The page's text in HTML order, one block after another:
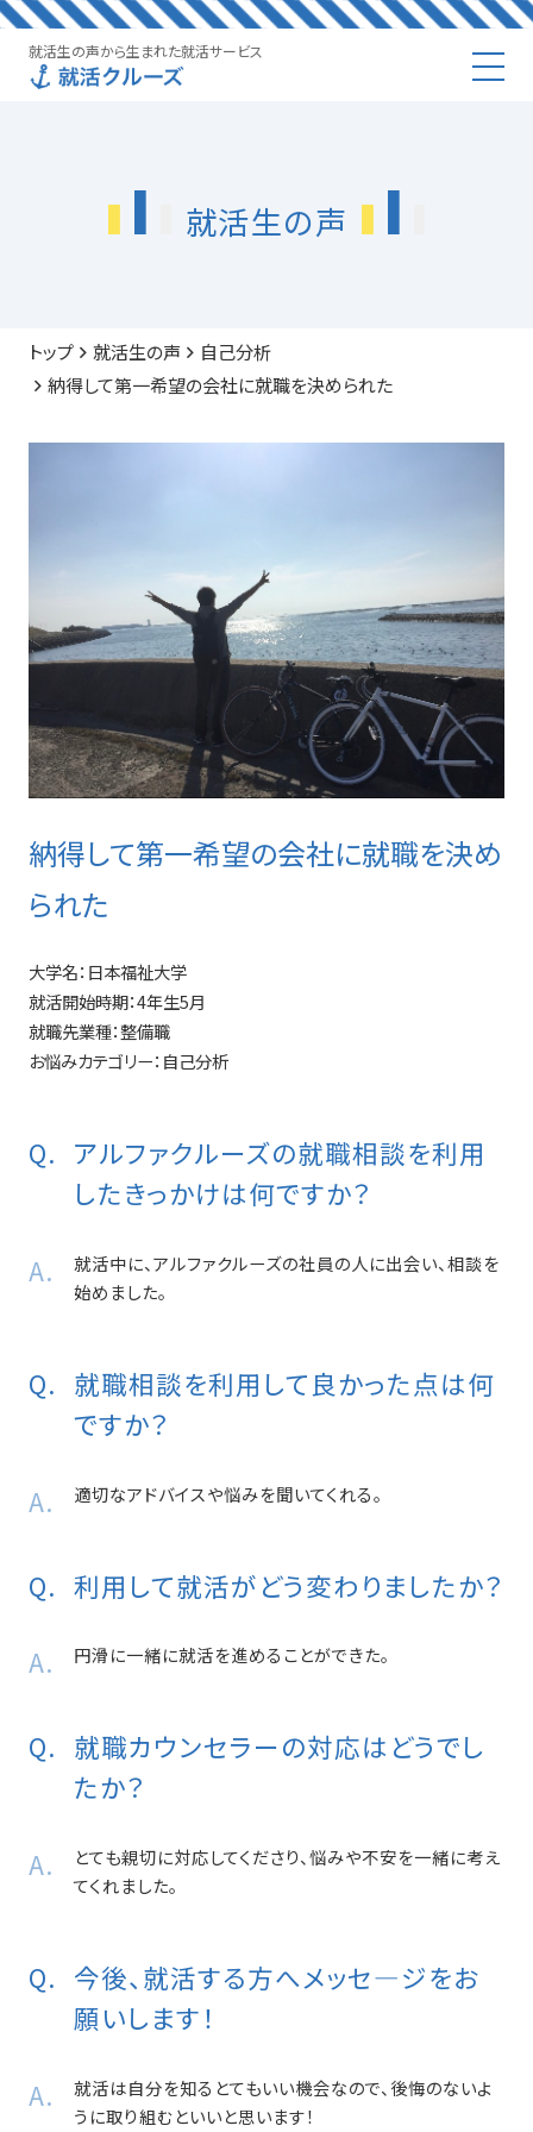
就活生の声から生まれた就活サービス
就活生の声
トップ 就活生の声
自己分析
納得して第一希望の会社に就職を決められた
納得して第一希望の会社に就職を決め
られた
大学名： 日本福祉大学
就活開始時期：4年生5月
就職先業種：整備職
お悩みカテゴリー： 自己分析
アルファクルーズの就職相談を利用
したきっかけは何ですか？
就活中に、アルファクルーズの社員の人に出会い、相談を
始めました。
就職相談を利用して良かった点は何
ですか？
適切なアドバイスや悩みを聞いてくれる。
利用して就活がどう変わりましたか？
円滑に一緒に就活を進めることができた。
就職カウンセラーの対応はどうでし
たか？
とても親切に対応してくださり、悩みや不安を一緒に考え
てくれました。
今後、就活する方へメッセ―ジをお
願いします！
就活は自分を知るとてもいい機会なので、後悔のないよ
うに取り組むといいと思います！